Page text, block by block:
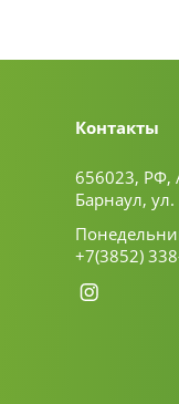
Контакты
656023, РФ,
Барнаул,
+7(3852)